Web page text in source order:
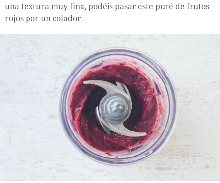
una textura muy fina, podéis pasar este puré de frutos
rojos por un colador.